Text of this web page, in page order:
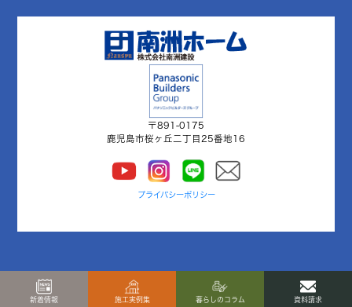
〒891-0175
鹿児島市桜ヶ丘二丁目25番地16
プライバシーポリシー
新着情報 施工実例集 暮らしのコラム 資料請求